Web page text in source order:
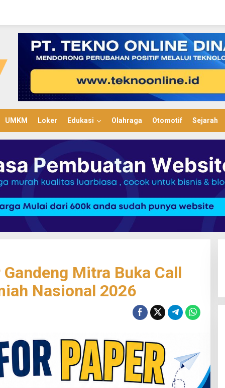
UMKM Loker Edukasi Olahraga Otomotif Sejarah
Mitra Buka Call
Nasional 2026
Gali Potensi Kreatif, STIE Al-Anwar